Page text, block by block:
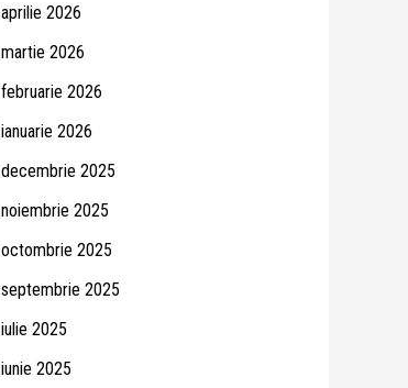
aprilie 2026
martie 2026
februarie 2026
ianuarie 2026
decembrie 2025
noiembrie 2025
octombrie 2025
septembrie 2025
iulie 2025
iunie 2025